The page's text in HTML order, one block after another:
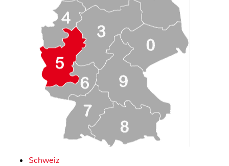
Schweiz